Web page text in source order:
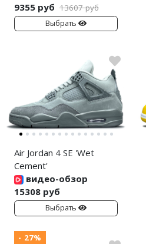
9355 руб 13607 руб
Выбрать
Air Jordan 4 SE 'Wet
Cement'
видео-обзор
15308 руб
Выбрать
- 27%